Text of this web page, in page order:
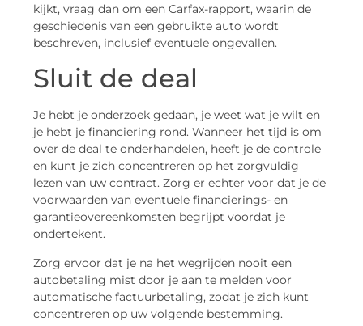
kijkt, vraag dan om een ​​Carfax-rapport, waarin de
geschiedenis van een gebruikte auto wordt
beschreven, inclusief eventuele ongevallen.
Sluit de deal
Je hebt je onderzoek gedaan, je weet wat je wilt en
je hebt je financiering rond. Wanneer het tijd is om
over de deal te onderhandelen, heeft je de controle
en kunt je zich concentreren op het zorgvuldig
lezen van uw contract. Zorg er echter voor dat je de
voorwaarden van eventuele financierings- en
garantieovereenkomsten begrijpt voordat je
ondertekent.
Zorg ervoor dat je na het wegrijden nooit een
autobetaling mist door je aan te melden voor
automatische factuurbetaling, zodat je zich kunt
concentreren op uw volgende bestemming.